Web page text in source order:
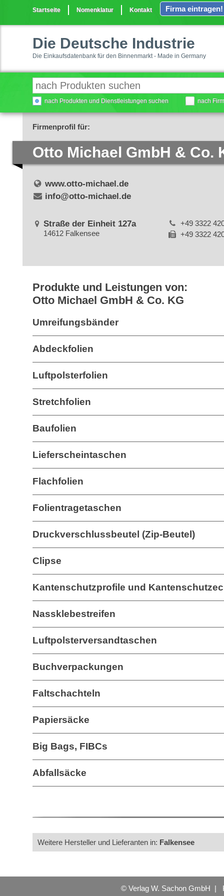
Startseite Nomenklatur Kontakt Firma eintragen!
Die Deutsche Industrie
Die Einkaufsdatenbank für den Binnenmarkt - Made in Germany
nach Produkten und Dienstleistungen suchen nach
Firmenprofil für:
Otto Michael GmbH & Co.
www.otto-michael.de
info@otto-michael.de
Straße der Einheit 127a
14612 Falkensee
+49 3322
+49 3322
Produkte und Leistungen von:
Otto Michael GmbH & Co. KG
Umreifungsbänder
Abdeckfolien
Luftpolsterfolien
Stretchfolien
Baufolien
Lieferscheintaschen
Flachfolien
Folientragetaschen
Druckverschlussbeutel (Zip-Beutel)
Clipse
Kantenschutzprofile und
Nassklebestreifen
Luftpolsterversandtaschen
Buchverpackungen
Faltschachteln
Papiersäcke
Big Bags, FIBCs
Abfallsäcke
Weitere Hersteller und Lieferanten in: Falkensee
© Verlag W. Sachon GmbH |